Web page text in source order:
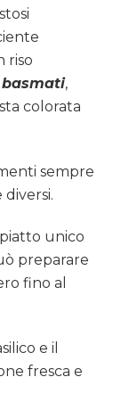
riso
basmati,
colorata
sempre
unico
preparare
fino al
e il
fresca e